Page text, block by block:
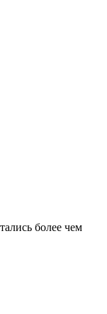
более чем